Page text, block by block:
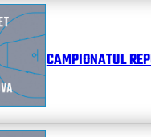
CAMPIONATUL